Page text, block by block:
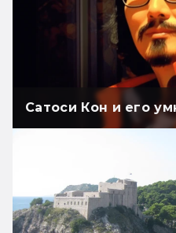
Сатоси Кон и его